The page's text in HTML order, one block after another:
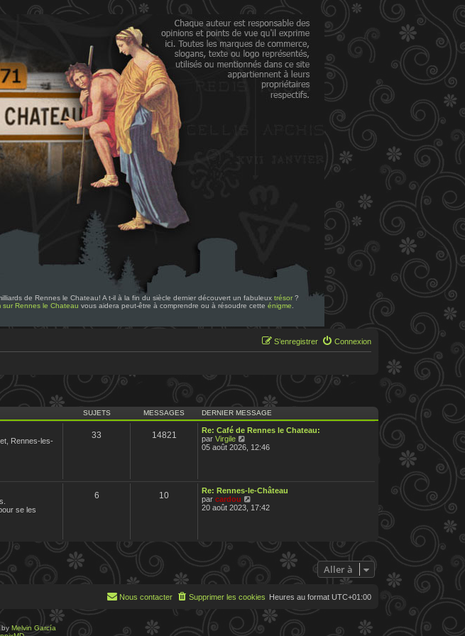
de Rennes le Chateau! A t-il à la fin du siècle dernier découvert un fabuleux trésor ?
sur Rennes le Chateau vous aidera peut-être à comprendre ou à résoudre cette énigme
Connexion
S’enregistrer
SUJETS MESSAGES DERNIER MESSAGE
Rennes-les-
33 14821
Re: Café de Rennes le Chateau:
par Virgile
o
d
e
r
n
e
s
e
05 août 2026, 12:46
se les
6 10
Re: Rennes-le-Château
par cardou
o
r
r
s
20 août 2023, 17:42
Aller à
Heures au format UTC+01:00
Supprimer les cookies
Nous contacter
by Melvin García